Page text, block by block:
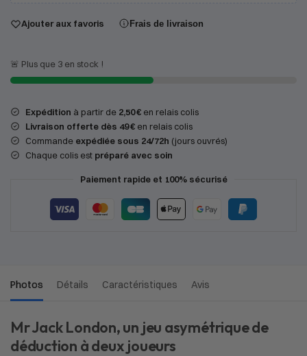
Ajouter aux favoris Frais de livraison
🚨 Plus que 3 en stock !
Expédition à partir de 2,50 € en relais colis
Livraison offerte dès 49 € en relais colis
Commande expédiée sous 24/72h (jours ouvrés)
Chaque colis est préparé avec soin
Paiement rapide et 100% sécurisé
Photos Détails Caractéristiques Avis
Mr Jack London, un jeu asymétrique de
déduction à deux joueurs